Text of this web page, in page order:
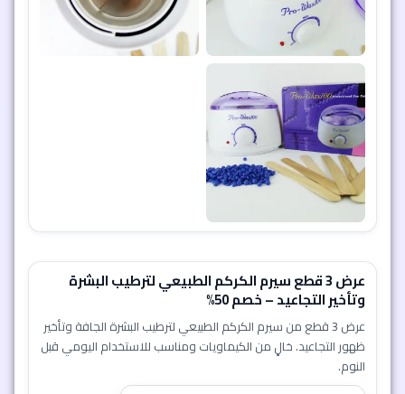
عرض 3 قطع سيرم الكركم الطبيعي لترطيب البشرة
وتأخير التجاعيد – خصم 50%